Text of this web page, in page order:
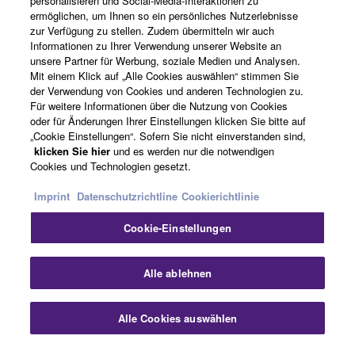
Tomplay
ermöglichen, um Ihnen so ein persönliches Nutzerlebnisse
zur Verfügung zu stellen. Zudem übermitteln wir auch
Informationen zu Ihrer Verwendung unserer Website an
unsere Partner für Werbung, soziale Medien und Analysen.
Mit einem Klick auf „Alle Cookies auswählen“ stimmen Sie
der Verwendung von Cookies und anderen Technologien zu.
Für weitere Informationen über die Nutzung von Cookies
oder für Änderungen Ihrer Einstellungen klicken Sie bitte auf
„Cookie Einstellungen“. Sofern Sie nicht einverstanden sind,
klicken Sie hier und es werden nur die notwendigen
Cookies und Technologien gesetzt.
Imprint Datenschutzrichtline Cookierichtlinie
Cookie-Einstellungen
Alle ablehnen
Alle Cookies auswählen